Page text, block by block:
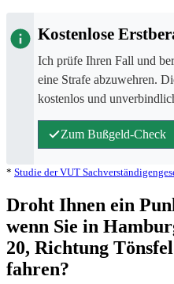
Kostenlose
Ich prüfe Ihren Fall und
eine Strafe abzuwehren.
kostenlos und
Zum Bußgeld-Check
* Studie der VUT
Droht Ihnen ein
wenn Sie in
20, Richtung
fahren?